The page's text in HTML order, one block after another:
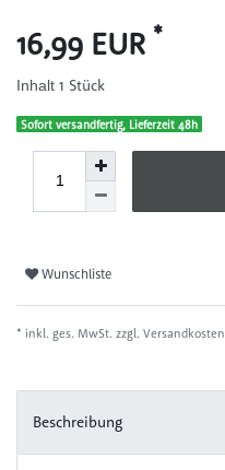
16,99 EUR *
Inhalt 1 Stück
Sofort versandfertig, Lieferzeit 48h
Wunschliste
* inkl. ges. MwSt. zzgl. Versandkosten
Beschreibung